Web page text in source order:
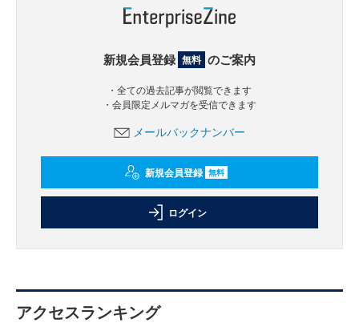
新規会員登録 無料 のご案内
・全ての過去記事が閲覧できます
・会員限定メルマガを受信できます
メールバックナンバー
新規会員登録 無料
ログイン
アクセスランキング